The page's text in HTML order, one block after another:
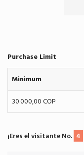
¡Eres el visitante No. 4
Purchase Limit
Minimum
30.000,00 COP